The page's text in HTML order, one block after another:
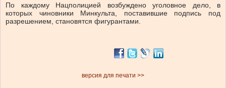
По каждому Нацполицией возбуждено уголовное дело, в
которых чиновники Минкульта, поставившие подпись под
разрешением, становятся фигурантами.
версия для печати >>